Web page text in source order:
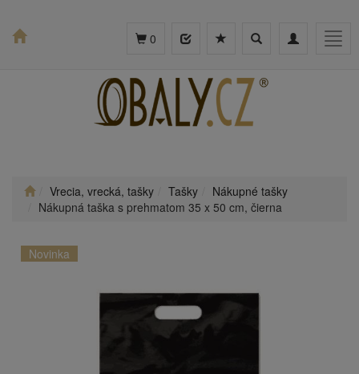
Toggle
Toggle
0
Vrecia, vrecká, tašky Tašky
Nákupné tašky
Nákupná taška s prehmatom 35 x 50 cm, čierna
Novinka